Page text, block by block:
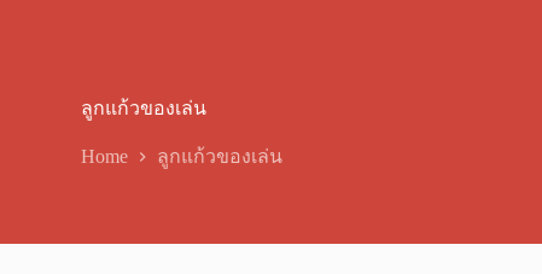
ลูกแก้วของเล่น
Home ลูกแก้วของเล่น